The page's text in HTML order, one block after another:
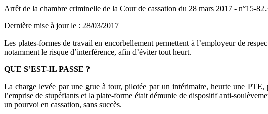
Arrêt de la chambre criminelle de la Cour de cassation du 28 mars 2017 - n°15-
Dernière mise à jour le : 28/03/2017
Les plates-formes de travail en encorbellement permettent à l’employeur de
notamment le risque d’interférence, afin d’éviter tout heurt.
QUE S’EST-IL PASSE ?
La charge levée par une grue à tour, pilotée par un intérimaire, heurte une
l’emprise de stupéfiants et la plate-forme était démunie de dispositif anti-
un pourvoi en cassation, sans succès.